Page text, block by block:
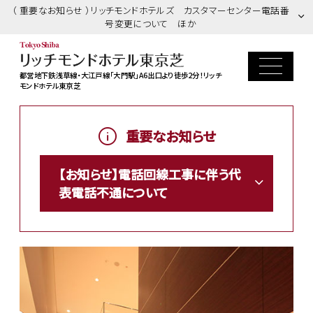
（ 重要なお知らせ ）リッチモンドホテルズ カスタマーセンター電話番
号変更について ほか
都営地下鉄浅草線・大江戸線「大門駅」A6出口より徒歩2分！リッチ
モンドホテル東京芝
重要なお知らせ
【お知らせ】電話回線工事に伴う代
表電話不通について